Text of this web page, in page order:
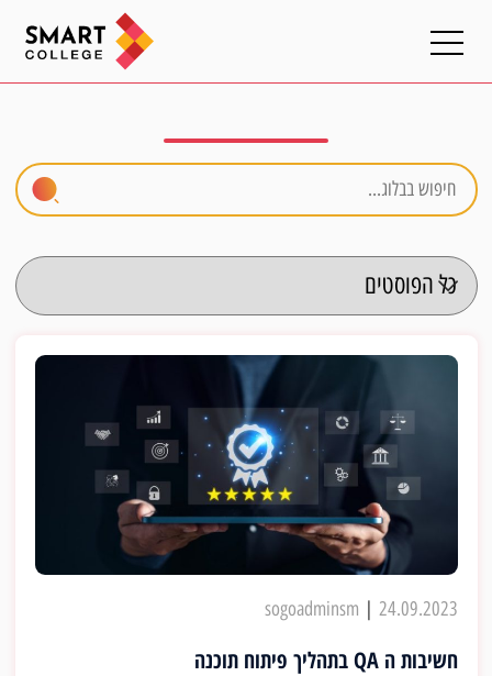
24.09.2023
|
sogoadminsm
חשיבות ה QA בתהליך פיתוח תוכנה